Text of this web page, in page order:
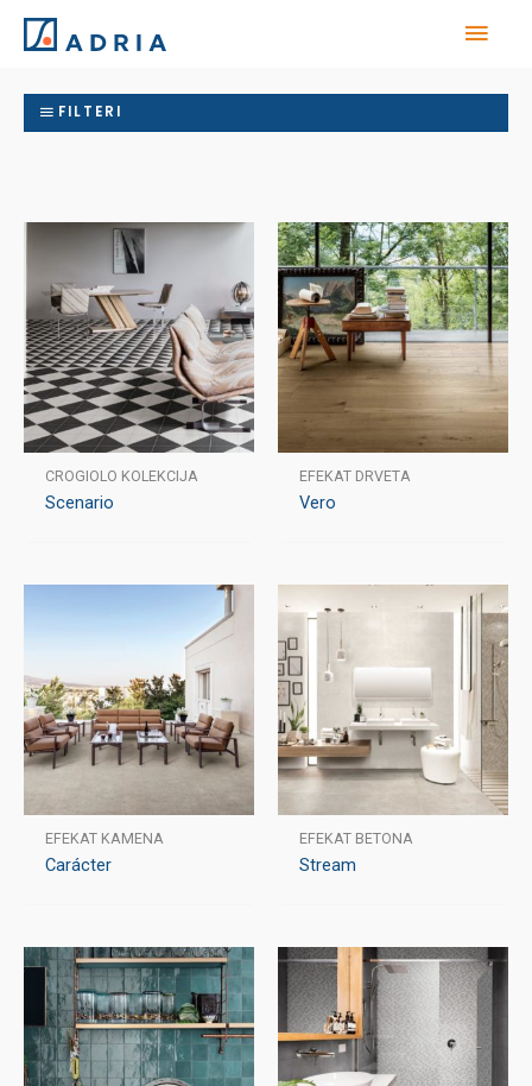
FILTERI
CROGIOLO KOLEKCIJA
Scenario
EFEKAT DRVETA
Vero
EFEKAT KAMENA
Carácter
EFEKAT BETONA
Stream